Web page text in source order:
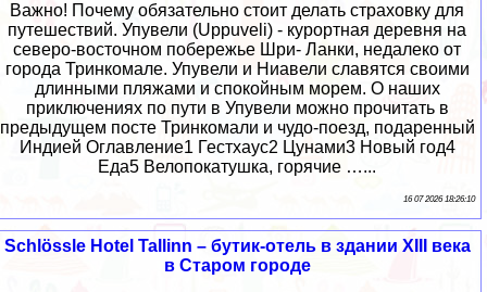
Важно! Почему обязательно стоит делать страховку для
путешествий. Упувели (Uppuveli) - курортная деревня на
северо-восточном побережье Шри- Ланки, недалеко от
города Тринкомале. Упувели и Ниавели славятся своими
длинными пляжами и спокойным морем. О наших
приключениях по пути в Упувели можно прочитать в
предыдущем посте Тринкомали и чудо-поезд, подаренный
Индией Оглавление1 Гестхаус2 Цунами3 Новый год4
Еда5 Велопокатушка, горячие …...
16 07 2026 18:26:10
Schlössle Hotel Tallinn – бутик-отель в здании XIII века
в Старом городе